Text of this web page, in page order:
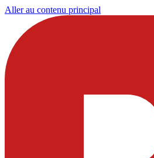
Aller au contenu principal